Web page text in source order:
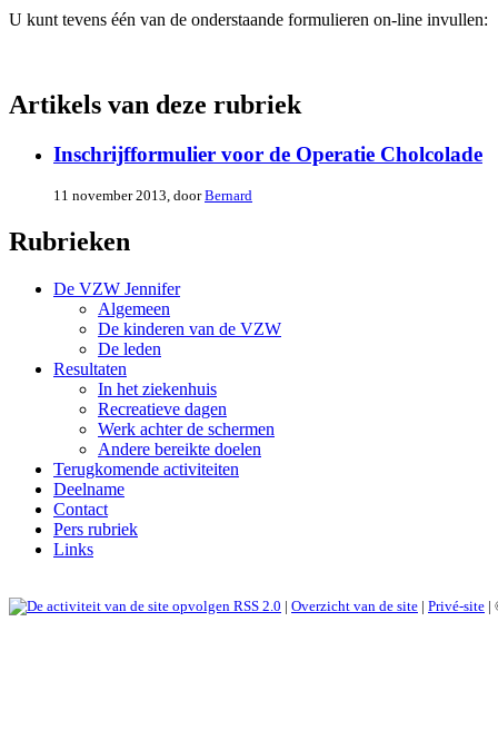
U kunt tevens één van de onderstaande formulieren on-line invullen:
Artikels van deze rubriek
Inschrijfformulier voor de Operatie Cholcolade
11 november 2013, doorBernard
Rubrieken
De VZW Jennifer
Algemeen
De kinderen van de VZW
De leden
Resultaten
In het ziekenhuis
Recreatieve dagen
Werk achter de schermen
Andere bereikte doelen
Terugkomende activiteiten
Deelname
Contact
Pers rubriek
Links
RSS 2.0 | Overzicht van de site | Privé-site |